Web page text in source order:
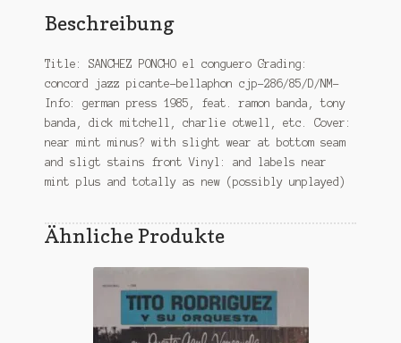
Beschreibung
Title: SANCHEZ PONCHO el conguero Grading:
concord jazz picante-bellaphon cjp-286/85/D/NM-
Info: german press 1985, feat. ramon banda, tony
banda, dick mitchell, charlie otwell, etc. Cover:
near mint minus? with slight wear at bottom seam
and sligt stains front Vinyl: and labels near
mint plus and totally as new (possibly unplayed)
Ähnliche Produkte